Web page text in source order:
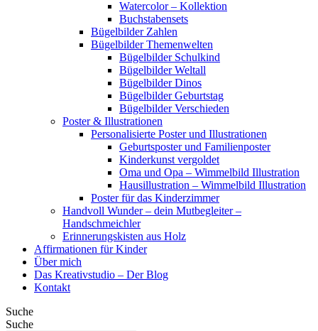
Watercolor – Kollektion
Buchstabensets
Bügelbilder Zahlen
Bügelbilder Themenwelten
Bügelbilder Schulkind
Bügelbilder Weltall
Bügelbilder Dinos
Bügelbilder Geburtstag
Bügelbilder Verschieden
Poster & Illustrationen
Personalisierte Poster und Illustrationen
Geburtsposter und Familienposter
Kinderkunst vergoldet
Oma und Opa – Wimmelbild Illustration
Hausillustration – Wimmelbild Illustration
Poster für das Kinderzimmer
Handvoll Wunder – dein Mutbegleiter –
Handschmeichler
Erinnerungskisten aus Holz
Affirmationen für Kinder
Über mich
Das Kreativstudio – Der Blog
Kontakt
Suche
Suche